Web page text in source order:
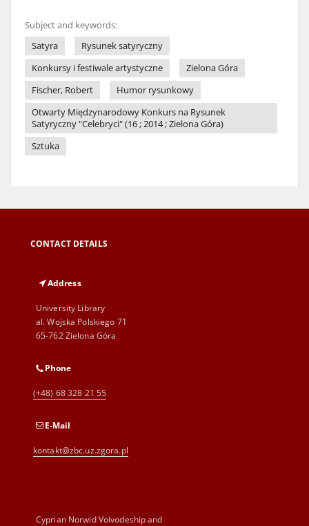
Subject and keywords:
Satyra
Rysunek satyryczny
Konkursy i festiwale artystyczne
Zielona Góra
Fischer, Robert
Humor rysunkowy
Otwarty Międzynarodowy Konkurs na Rysunek
Satyryczny "Celebryci" (16 ; 2014 ; Zielona Góra)
Sztuka
CONTACT DETAILS
Address
University Library
al. Wojska Polskiego 71
65-762 Zielona Góra
Phone
(+48) 68 328 21 55
E-Mail
kontakt@zbc.uz.zgora.pl
Cyprian Norwid Voivodeship and